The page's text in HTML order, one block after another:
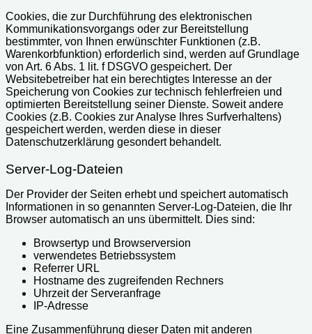
Cookies, die zur Durchführung des elektronischen
Kommunikationsvorgangs oder zur Bereitstellung
bestimmter, von Ihnen erwünschter Funktionen (z.B.
Warenkorbfunktion) erforderlich sind, werden auf Grundlage
von Art. 6 Abs. 1 lit. f DSGVO gespeichert. Der
Websitebetreiber hat ein berechtigtes Interesse an der
Speicherung von Cookies zur technisch fehlerfreien und
optimierten Bereitstellung seiner Dienste. Soweit andere
Cookies (z.B. Cookies zur Analyse Ihres Surfverhaltens)
gespeichert werden, werden diese in dieser
Datenschutzerklärung gesondert behandelt.
Server-Log-Dateien
Der Provider der Seiten erhebt und speichert automatisch
Informationen in so genannten Server-Log-Dateien, die Ihr
Browser automatisch an uns übermittelt. Dies sind:
Browsertyp und Browserversion
verwendetes Betriebssystem
Referrer URL
Hostname des zugreifenden Rechners
Uhrzeit der Serveranfrage
IP-Adresse
Eine Zusammenführung dieser Daten mit anderen